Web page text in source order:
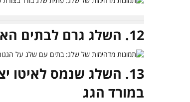
12. השלג גרם לבתים האלה להיראות כאילו יצאו מסרט מצויר
13. השלג שנמס לאיטו
במורד הגג